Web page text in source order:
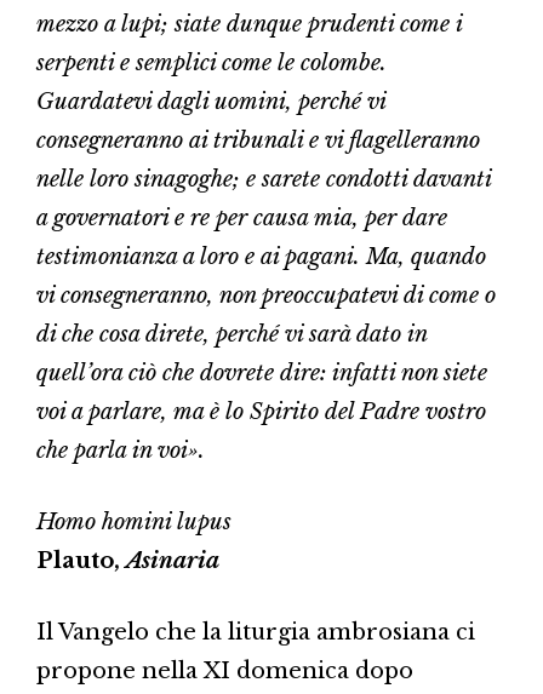
mezzo a lupi; siate dunque prudenti come i
serpenti e semplici come le colombe.
Guardatevi dagli uomini, perché vi
consegneranno ai tribunali e vi flagelleranno
nelle loro sinagoghe; e sarete condotti davanti
a governatori e re per causa mia, per dare
testimonianza a loro e ai pagani. Ma, quando
vi consegneranno, non preoccupatevi di come o
di che cosa direte, perché vi sarà dato in
quell’ora ciò che dovrete dire: infatti non siete
voi a parlare, ma è lo Spirito del Padre vostro
che parla in voi».
Homo homini lupus
Plauto,Asinaria
Il Vangelo che la liturgia ambrosiana ci
propone nella XI domenica dopo